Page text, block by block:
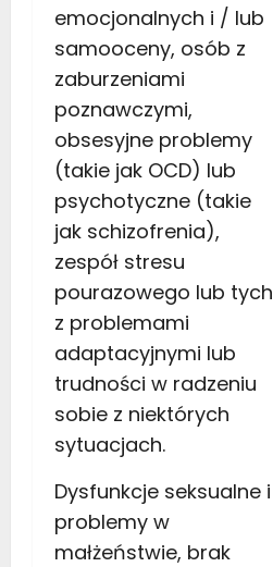
emocjonalnych i / lub
samooceny, osób z
zaburzeniami
poznawczymi,
obsesyjne problemy
(takie jak OCD) lub
psychotyczne (takie
jak schizofrenia),
zespół stresu
pourazowego lub tych
z problemami
adaptacyjnymi lub
trudności w radzeniu
sobie z niektórych
sytuacjach.
Dysfunkcje seksualne i
problemy w
małżeństwie, brak